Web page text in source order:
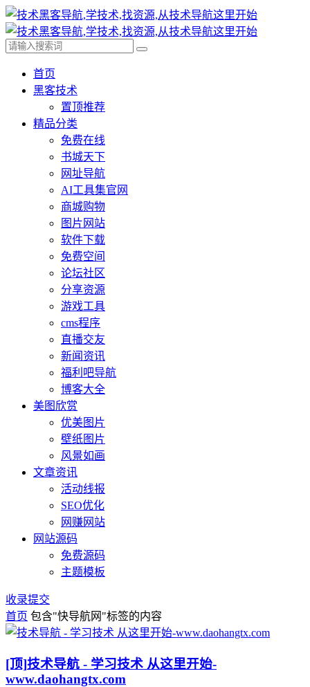
首页
黑客技术
置顶推荐
精品分类
免费在线
书城天下
网址导航
AI工具集官网
商城购物
图片网站
软件下载
免费空间
论坛社区
分享资源
游戏工具
cms程序
直播交友
新闻资讯
福利吧导航
博客大全
美图欣赏
优美图片
壁纸图片
风景如画
文章资讯
活动线报
SEO优化
网赚网站
网站源码
免费源码
主题模板
收录提交
首页 包含"快导航网"标签的内容
[顶]技术导航 - 学习技术 从这里开始-
www.daohangtx.com